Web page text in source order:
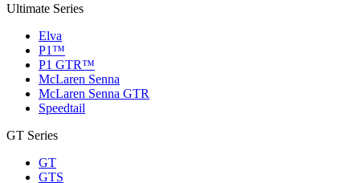
Ultimate Series
Elva
P1™
P1 GTR™
McLaren Senna
McLaren Senna GTR
Speedtail
GT Series
GT
GTS